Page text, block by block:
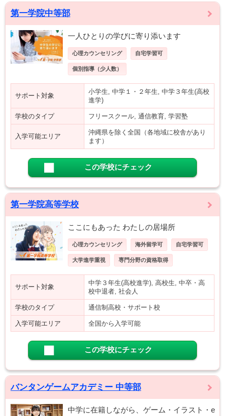
第一学院中等部
一人ひとりの学びに寄り添います
心理カウンセリング 自宅学習可
個別指導（少人数）
サポート対象
小学生, 中学１・２年生, 中学３年生(高校
進学)
学校のタイプ フリースクール, 通信教育, 学習塾
入学可能エリア
沖縄県を除く全国（各地域に校舎があり
ます）
この学校にチェック
第一学院高等学校
ここにもあった わたしの居場所
心理カウンセリング 海外留学可 自宅学習可
大学進学重視 専門分野の資格取得
サポート対象
中学３年生(高校進学), 高校生, 中卒・高
校中退者, 社会人
学校のタイプ 通信制高校・サポート校
入学可能エリア 全国から入学可能
この学校にチェック
バンタンゲームアカデミー 中等部
中学に在籍しながら、ゲーム・イラスト・e